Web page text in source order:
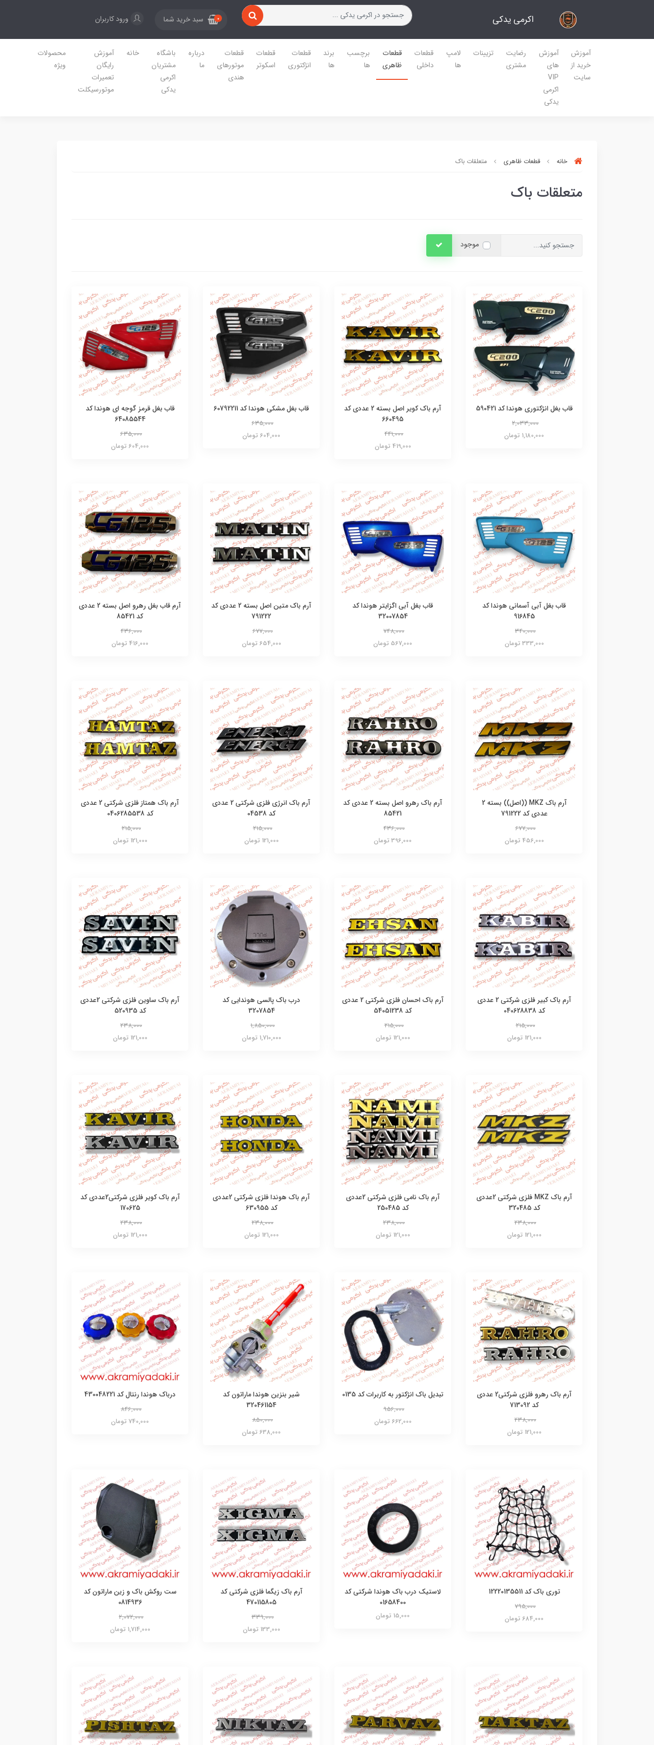
اکرمی یدکی 0 سبد خرید شما ورود کاربران
آموزش
خرید از
سایت
آموزش
های
VIP
اکرمی
یدکی
رضایت
مشتری
تزیینات
لامپ
ها
قطعات
داخلی
قطعات
ظاهری
برچسب
ها
برند
ها
قطعات
انژکتوری
قطعات
اسکوتر
قطعات
موتورهای
هندی
درباره
ما
باشگاه
مشتریان
اکرمی
یدکی
خانه
آموزش
رایگان
تعمیرات
موتورسیکلت
محصولات
ویژه
خانه قطعات ظاهری متعلقات باک
متعلقات باک
موجود
قاب بغل انژکتوری هوندا کد 590421
2,033,000
1,180,000 تومان
آرم باک کویر اصل بسته 2 عددی کد
660495
441,000
419,000 تومان
قاب بغل مشکی هوندا کد 60792211
635,000
604,000 تومان
قاب بغل قرمز گوجه ای هوندا کد
64085544
635,000
604,000 تومان
قاب بغل آبی آسمانی هوندا کد
916845
340,000
333,000 تومان
قاب بغل آبی اگزایتر هوندا کد
32007854
748,000
567,000 تومان
آرم باک متین اصل بسته 2 عددی کد
791222
677,000
654,000 تومان
آرم قاب بغل رهرو اصل بسته 2 عددی
کد 85421
436,000
416,000 تومان
آرم باک MKZ ((اصل)) بسته 2
عددی کد 791222
677,000
456,000 تومان
آرم باک رهرو اصل بسته 2 عددی کد
85421
436,000
396,000 تومان
آرم باک انرژی فلزی شرکتی 2 عددی
کد 04538
215,000
121,000 تومان
آرم باک همتاز فلزی شرکتی 2 عددی
کد 0406285538
215,000
121,000 تومان
آرم باک کبیر فلزی شرکتی 2 عددی
کد 040628838
215,000
121,000 تومان
آرم باک احسان فلزی شرکتی 2 عددی
کد 54051238
215,000
121,000 تومان
درب باک پالسی هوندایی کد
3207854
1,850,000
1,710,000 تومان
آرم باک ساوین فلزی شرکتی 2عددی
کد 520935
238,000
121,000 تومان
آرم باک MKZ فلزی شرکتی 2عددی
کد 320485
238,000
121,000 تومان
آرم باک نامی فلزی شرکتی 2عددی
کد 250485
238,000
121,000 تومان
آرم باک هوندا فلزی شرکتی 2عددی
کد 630955
238,000
121,000 تومان
آرم باک کویر فلزی شرکتی2عددی کد
170625
238,000
121,000 تومان
آرم باک رهرو فلزی شرکتی2 عددی
کد 713092
238,000
121,000 تومان
تبدیل باک انژکتور به کاربرات کد 0135
956,000
662,000 تومان
شیر بنزین هوندا ماراتون کد
320461154
850,000
638,000 تومان
درباک هوندا رنتال کد 430048221
846,000
740,000 تومان
توری باک کد 12220135511
795,000
684,000 تومان
لاستیک درب باک هوندا شرکتی کد
01658400
15,000 تومان
آرم باک زیگما فلزی شرکتی کد
470115805
339,000
133,000 تومان
ست روکش باک و زین ماراتون کد
0814936
2,072,000
1,714,000 تومان